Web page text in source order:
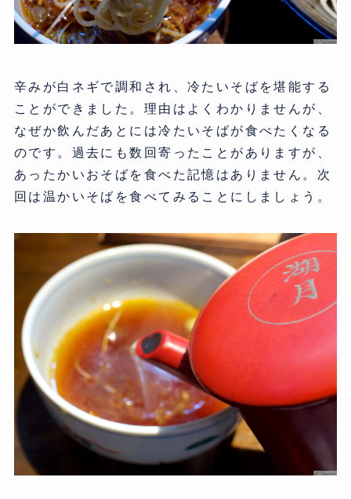
辛みが白ネギで調和され、冷たいそばを堪能する
ことができました。理由はよくわかりませんが、
なぜか飲んだあとには冷たいそばが食べたくなる
のです。過去にも数回寄ったことがありますが、
あったかいおそばを食べた記憶はありません。次
回は温かいそばを食べてみることにしましょう。